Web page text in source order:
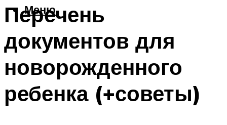
Меню
Перечень
документов для
новорожденного
ребенка (+советы)